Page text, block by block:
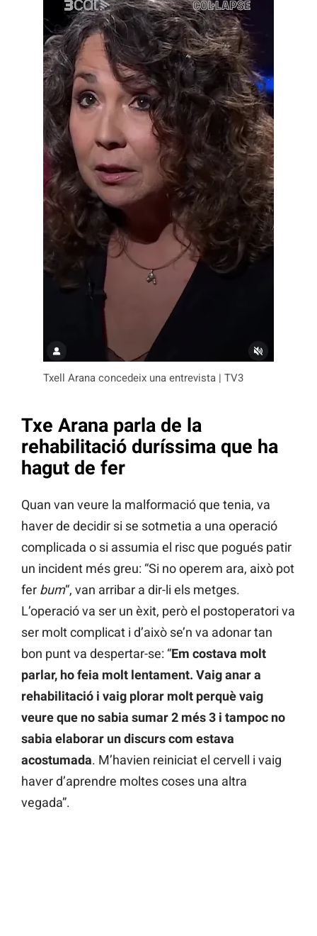
Txell Arana concedeix una entrevista | TV3
Txe Arana parla de la
rehabilitació duríssima que ha
hagut de fer
Quan van veure la malformació que tenia, va
haver de decidir si se sotmetia a una operació
complicada o si assumia el risc que pogués patir
un incident més greu: “Si no operem ara, això pot
fer bum“, van arribar a dir-li els metges.
L’operació va ser un èxit, però el postoperatori va
ser molt complicat i d’això se’n va adonar tan
bon punt va despertar-se: “Em costava molt
parlar, ho feia molt lentament. Vaig anar a
rehabilitació i vaig plorar molt perquè vaig
veure que no sabia sumar 2 més 3 i tampoc no
sabia elaborar un discurs com estava
acostumada. M’havien reiniciat el cervell i vaig
haver d’aprendre moltes coses una altra
vegada”.